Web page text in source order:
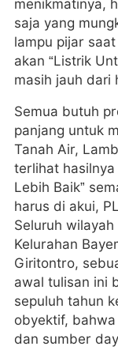
menikmatinya,
saja yang
lampu pijar
akan “Listrik
masih jauh dari
Semua butuh
panjang untuk
Tanah Air,
terlihat hasilnya
Lebih Baik”
harus di akui,
Seluruh
Kelurahan
Giritontro,
awal tulisan ini
sepuluh tahun
obyektif,
dan sumber